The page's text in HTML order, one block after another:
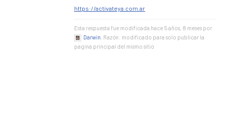
https://activateya.com.ar
Esta respuesta fue modificada hace 5 años, 8 meses por
Darwin . Razón: modificado para solo publicar la
pagina principal del mismo sitio